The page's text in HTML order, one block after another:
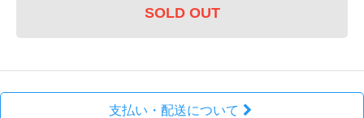
SOLD OUT
支払い・配送について